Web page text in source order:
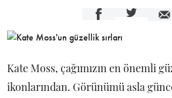
Kate Moss, çağımızın en önemli
ikonlarından. Görünümü asla